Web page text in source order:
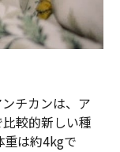
チカンは、ア
較的新しい種
重は約4kgで